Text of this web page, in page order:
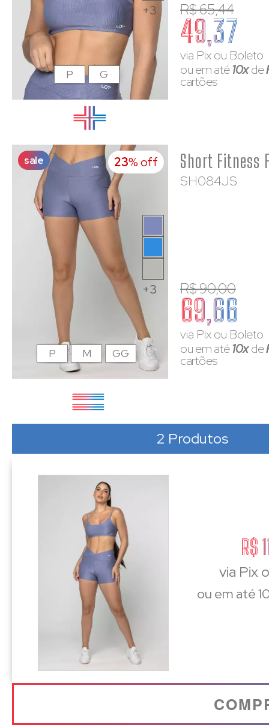
+3 R$ 65,44
49,37
via Pix ou Boleto
ou em até10xde
cartões
P G
sale 23% off
+3
SH084JS
R$ 90,00
69,66
via Pix ou Boleto
ou em até10xde
cartões
P M GG
2 Produtos
R$
via Pix
ou em até